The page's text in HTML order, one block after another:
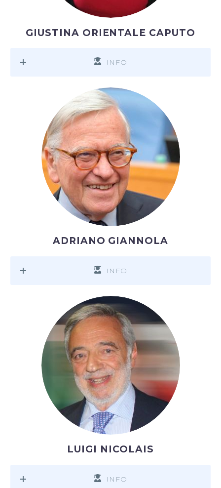
GIUSTINA ORIENTALE CAPUTO
INFO
ADRIANO GIANNOLA
INFO
LUIGI NICOLAIS
INFO